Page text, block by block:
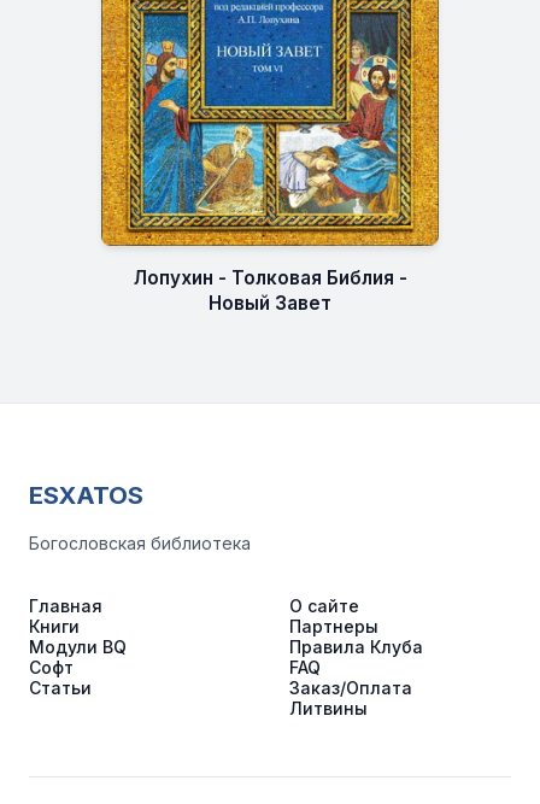
Лопухин - Толковая Библия -
Новый Завет
ESXATOS
Богословская библиотека
Главная
Книги
Модули BQ
Софт
Статьи
О сайте
Партнеры
Правила Клуба
FAQ
Заказ/Оплата
Литвины